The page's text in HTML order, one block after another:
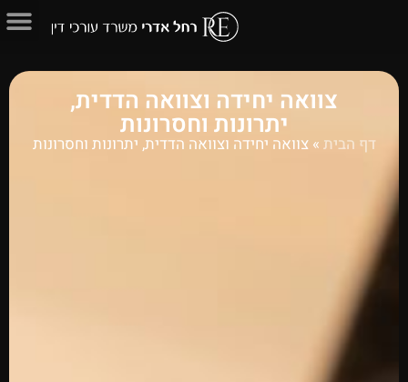
צוואה יחידה וצוואה הדדית,
יתרונות וחסרונות
דף הבית» צוואה יחידה וצוואה הדדית, יתרונות וחסרונות